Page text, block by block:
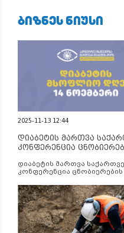
ᲑᲘᲖᲜᲔᲡ ᲜᲘᲣᲡᲘ
2025-11-13 12:44
დიაბეტის მართვა
კონფერენცია
დიაბეტის მართვა
კონფერენცია ცნობიერების